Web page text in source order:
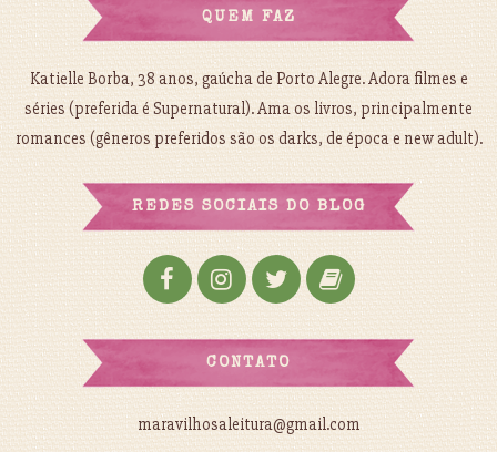
QUEM FAZ
Katielle Borba, 38 anos, gaúcha de Porto Alegre. Adora filmes e
séries (preferida é Supernatural). Ama os livros, principalmente
romances (gêneros preferidos são os darks, de época e new adult).
REDES SOCIAIS DO BLOG
CONTATO
maravilhosaleitura@gmail.com